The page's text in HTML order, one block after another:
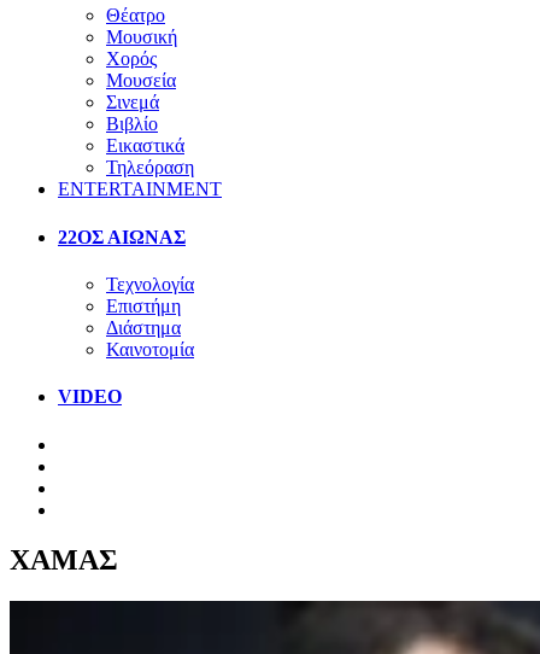
Θέατρο
Μουσική
Χορός
Μουσεία
Σινεμά
Βιβλίο
Εικαστικά
Τηλεόραση
ENTERTAINMENT
22ΟΣ ΑΙΩΝΑΣ
Τεχνολογία
Επιστήμη
Διάστημα
Καινοτομία
VIDEO
ΧΑΜΑΣ